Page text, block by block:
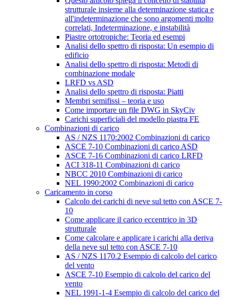
strutturale insieme alla determinazione statica e
all'indeterminazione che sono argomenti molto
correlati, Indeterminazione, e instabilità
Piastre ortotropiche: Teoria ed esempi
Analisi dello spettro di risposta: Un esempio di
edificio
Analisi dello spettro di risposta: Metodi di
combinazione modale
LRFD vs ASD
Analisi dello spettro di risposta: Piatti
Membri semifissi – teoria e uso
Come importare un file DWG in SkyCiv
Carichi superficiali del modello piastra FE
Combinazioni di carico
AS / NZS 1170:2002 Combinazioni di carico
ASCE 7-10 Combinazioni di carico ASD
ASCE 7-16 Combinazioni di carico LRFD
ACI 318-11 Combinazioni di carico
NBCC 2010 Combinazioni di carico
NEL 1990:2002 Combinazioni di carico
Caricamento in corso
Calcolo dei carichi di neve sul tetto con ASCE 7-
10
Come applicare il carico eccentrico in 3D
strutturale
Come calcolare e applicare i carichi alla deriva
della neve sul tetto con ASCE 7-10
AS / NZS 1170.2 Esempio di calcolo del carico
del vento
ASCE 7-10 Esempio di calcolo del carico del
vento
NEL 1991-1-4 Esempio di calcolo del carico del